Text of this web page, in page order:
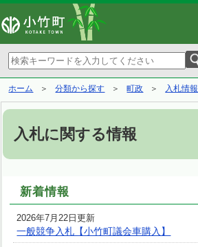
ホーム 分類から探す 町政 入札情報
入札に関する情報
新着情報
2026年7月22日更新
一般競争入札【小竹町議会車購入】